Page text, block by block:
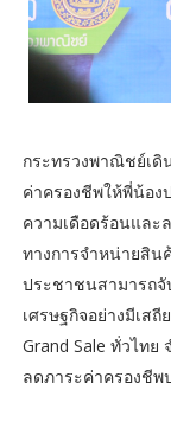
กระทรวงพาณิชย์เดิ
ค่าครองชีพให้พี่น้อง
ความเดือดร้อนและ
ทางการจำหน่ายสิน
ประชาชนสามารถจั
เศรษฐกิจอย่างมีเส
Grand Sale ทั่วไท
ลดภาระค่าครองชี